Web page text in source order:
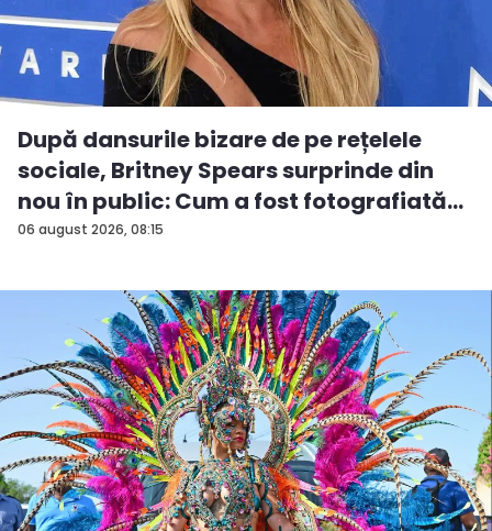
06 august 2026, 08:15
După dansurile bizare de pe rețelele
sociale, Britney Spears surprinde din
nou în public: Cum a fost fotografiată
î...